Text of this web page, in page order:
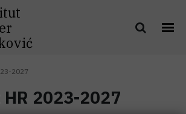
2027
2023-2027